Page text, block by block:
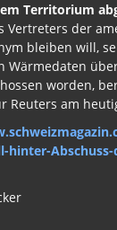
Territorium
Vertreters der
bleiben will,
Wärmedaten
worden,
Reuters am
hinter-